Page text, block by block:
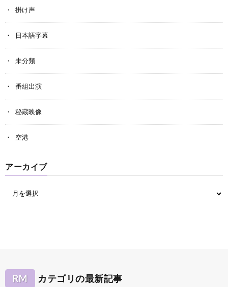
掛け声
日本語字幕
未分類
番組出演
秘蔵映像
空港
アーカイブ
RM カテゴリの最新記事